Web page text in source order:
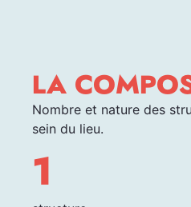
LA
Nombre et nature des
sein du lieu.
1